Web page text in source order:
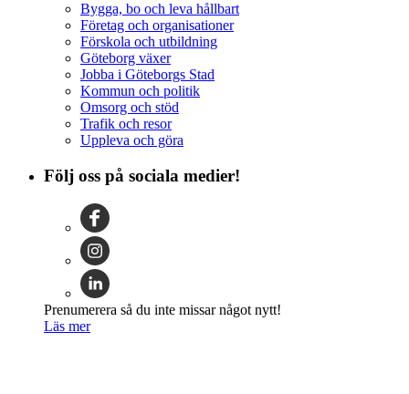
Bygga, bo och leva hållbart
Företag och organisationer
Förskola och utbildning
Göteborg växer
Jobba i Göteborgs Stad
Kommun och politik
Omsorg och stöd
Trafik och resor
Uppleva och göra
Följ oss på sociala medier!
Prenumerera så du inte missar något nytt!
Läs mer